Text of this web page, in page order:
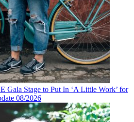
Gala Stage to Put In ‘A Little Work’ for
08/2026